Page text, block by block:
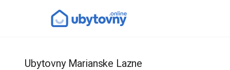
Ubytovny Marianske Lazne